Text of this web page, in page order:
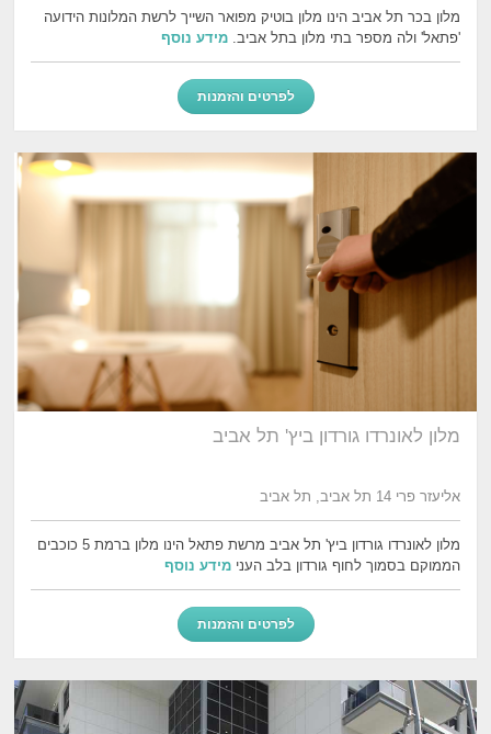
מלון בכר תל אביב הינו מלון בוטיק מפואר השייך לרשת המלונות הידועה
'פתאל' ולה מספר בתי מלון בתל אביב.מידע נוסף
לפרטים והזמנות
מלון לאונרדו גורדון ביץ' תל אביב
אליעזר פרי 14 תל אביב, תל אביב
מלון לאונרדו גורדון ביץ' תל אביב מרשת פתאל הינו מלון ברמת 5 כוכבים
הממוקם בסמוך לחוף גורדון בלב הענימידע נוסף
לפרטים והזמנות